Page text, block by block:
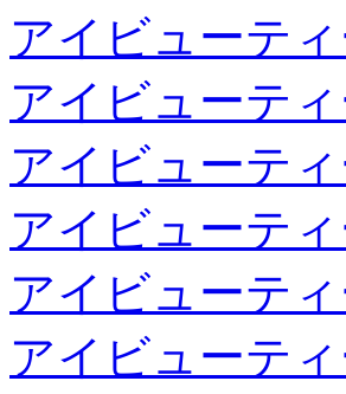
アイビューテ
アイビューテ
アイビューテ
アイビューテ
アイビューテ
アイビューテ